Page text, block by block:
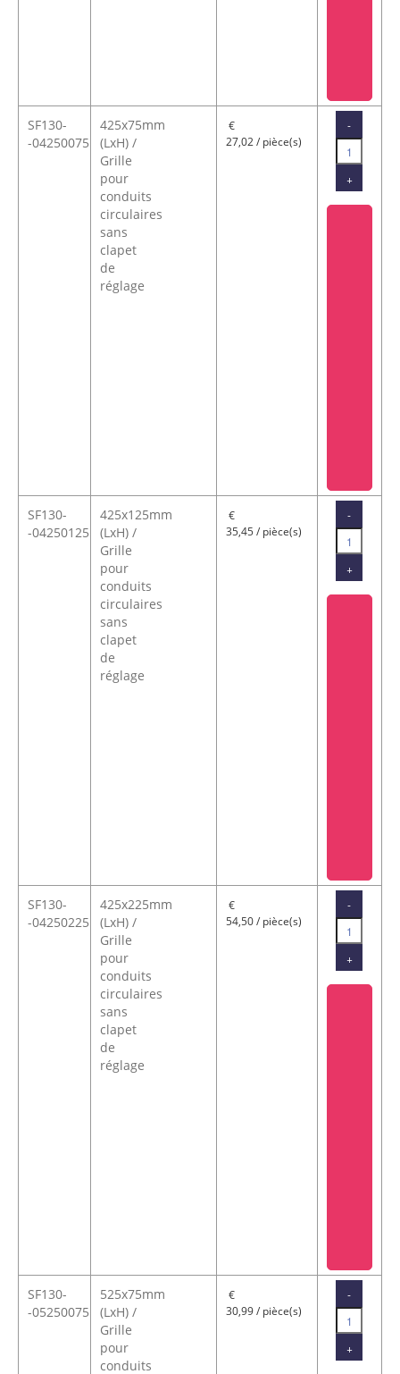
SF130-
-04250075
425x75mm
(LxH) /
Grille
pour
conduits
circulaires
sans
clapet
de
réglage
27,02 / pièce(s)
SF130-
-04250125
425x125mm
(LxH) /
Grille
pour
conduits
circulaires
sans
clapet
de
réglage
35,45 / pièce(s)
SF130-
-04250225
425x225mm
(LxH) /
Grille
pour
conduits
circulaires
sans
clapet
de
réglage
54,50 / pièce(s)
SF130-
-05250075
525x75mm
(LxH) /
Grille
pour
conduits
30,99 / pièce(s)